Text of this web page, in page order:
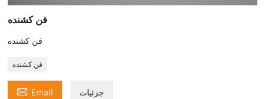
فن کشنده
فن کشنده
فن کشنده
 Email جزئیات